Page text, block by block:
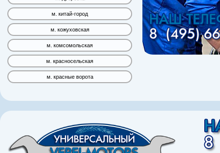
м. китай-город
м. кожуховская
м. комсомольская
м. красносельская
м. красные ворота